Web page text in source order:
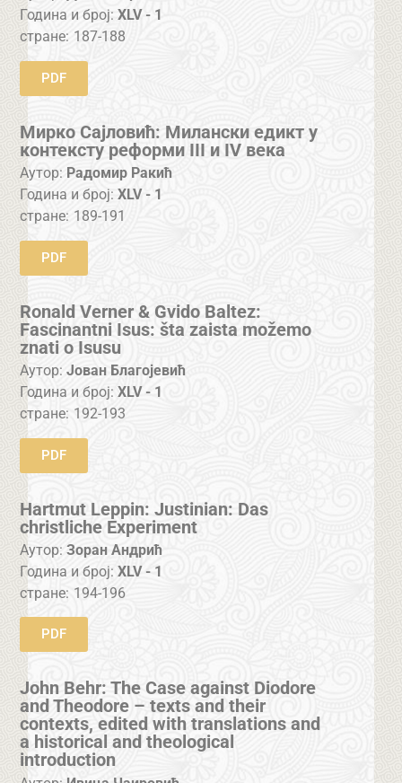
Година и број:XLV - 1
стране: 187-188
PDF
Мирко Сајловић: Милански едикт у
контексту реформи III и IV века
Аутор: Радомир Ракић
Година и број:XLV - 1
стране: 189-191
PDF
Ronald Verner & Gvido Baltez:
Fascinantni Isus: šta zaista možemo
znati o Isusu
Аутор: Јован Благојевић
Година и број:XLV - 1
стране: 192-193
PDF
Hartmut Leppin: Justinian: Das
christliche Experiment
Аутор: Зоран Андрић
Година и број:XLV - 1
стране: 194-196
PDF
John Behr: The Case against Diodore
and Theodore – texts and their
contexts, edited with translations and
a historical and theological
introduction